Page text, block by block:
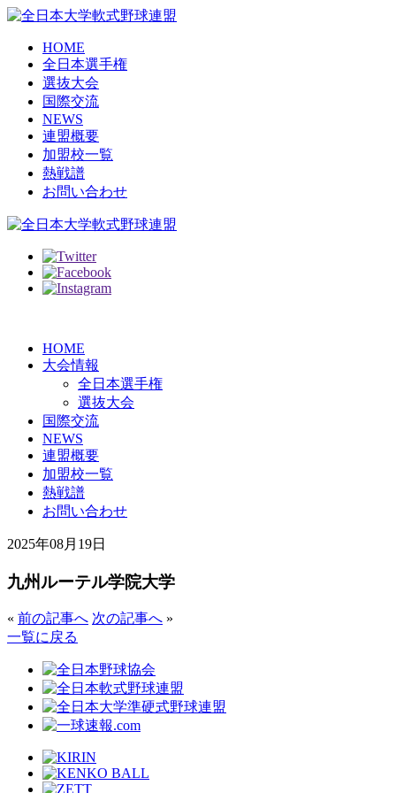
HOME
全日本選手権
選抜大会
国際交流
NEWS
連盟概要
加盟校一覧
熱戦譜
お問い合わせ
HOME
大会情報
全日本選手権
選抜大会
国際交流
NEWS
連盟概要
加盟校一覧
熱戦譜
お問い合わせ
2025年08月19日
九州ルーテル学院大学
« 前の記事へ 次の記事へ »
一覧に戻る